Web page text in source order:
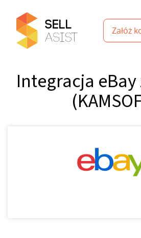
Załóż
Integracja eBay